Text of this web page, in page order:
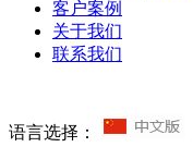
客户案例
关于我们
联系我们
语言选择：